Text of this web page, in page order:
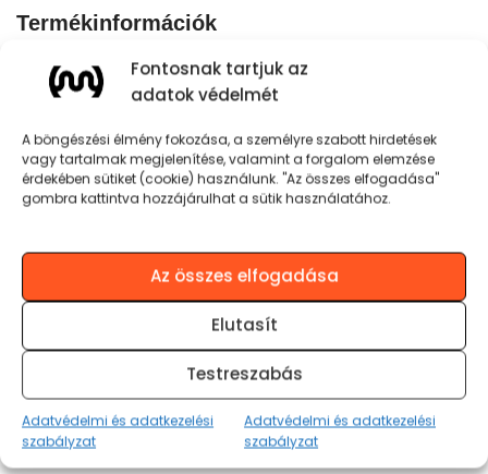
Fontosnak tartjuk az
adatok védelmét
A böngészési élmény fokozása, a személyre szabott hirdetések
vagy tartalmak megjelenítése, valamint a forgalom elemzése
érdekében sütiket (cookie) használunk. "Az összes elfogadása"
gombra kattintva hozzájárulhat a sütik használatához.
Az összes elfogadása
Elutasít
Testreszabás
Adatvédelmi és adatkezelési
szabályzat
Adatvédelmi és adatkezelési
szabályzat
Termékinformációk
hangfala a
SPECTRUM™ stílusos darab. Letisztult
formavilág jellemzi, prémium anyagokból készült,
akár 8 színben is elérhető. Beépített aksija több mint
4 órán át bírja. Kábelmentes, Bluetooth-
kapcsolattal működik, akár több mint 10 méteres
távolságból használhatod. SD kártya bemenet is van
irányíthatod a zeneválasztást.
Átviteli távolság: 10m